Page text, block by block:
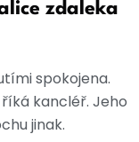
zdaleka
spokojena.
kancléř. Jeho
jinak.